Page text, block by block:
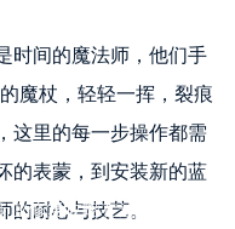
修复攻略在这里
时间的魔法师，他们手
魔杖，轻轻一挥，裂痕
这里的每一步操作都需
的表蒙，到安装新的蓝
耐心与技艺。